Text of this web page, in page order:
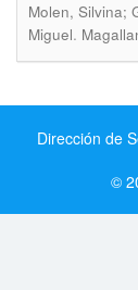
Molen, Silvina;
Miguel.
Dirección de
©